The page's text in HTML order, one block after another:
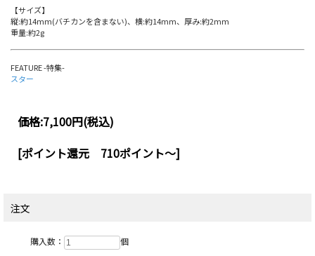
【サイズ】
縦:約14mm(バチカンを含まない)、横:約14mm、厚み:約2mm
重量:約2g
FEATURE -特集-
スター
価格:7,100円(税込)
[ポイント還元 710ポイント～]
注文
購入数： 個